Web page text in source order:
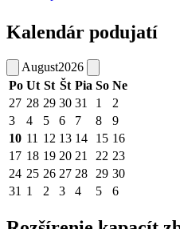
Kalendár podujatí
August2026
Po Ut St Št Pia So Ne
27 28 29 30 31 1
2
3
4 5 6 7 8
9
10 11 12 13 14 15 16
17 18 19 20 21 22 23
24 25 26 27 28 29 30
31 1 2 3 4 5 6